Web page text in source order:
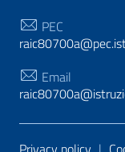
PEC
Email